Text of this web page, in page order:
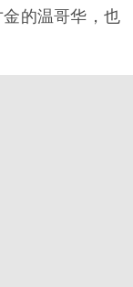
的温哥华，也